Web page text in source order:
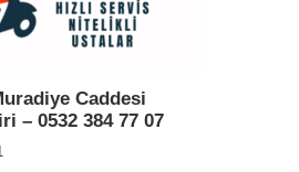
Caddesi
– 0532 384 77 07